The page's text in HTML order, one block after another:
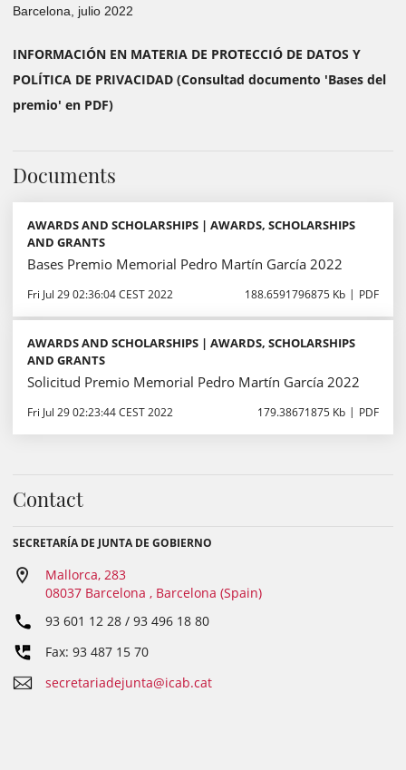
Barcelona, ​​julio 2022
INFORMACIÓN EN MATERIA DE PROTECCIÓ DE DATOS Y
POLÍTICA DE PRIVACIDAD (Consultad documento 'Bases del
premio' en PDF)
Documents
AWARDS AND SCHOLARSHIPS | AWARDS, SCHOLARSHIPS
AND GRANTS
Bases Premio Memorial Pedro Martín García 2022
Fri Jul 29 02:36:04 CEST 2022 188.6591796875 Kb PDF
AWARDS AND SCHOLARSHIPS | AWARDS, SCHOLARSHIPS
AND GRANTS
Solicitud Premio Memorial Pedro Martín García 2022
Fri Jul 29 02:23:44 CEST 2022 179.38671875 Kb PDF
Contact
SECRETARÍA DE JUNTA DE GOBIERNO
Mallorca, 283
08037 Barcelona , Barcelona (Spain)
93 601 12 28 / 93 496 18 80
Fax: 93 487 15 70
secretariadejunta@icab.cat